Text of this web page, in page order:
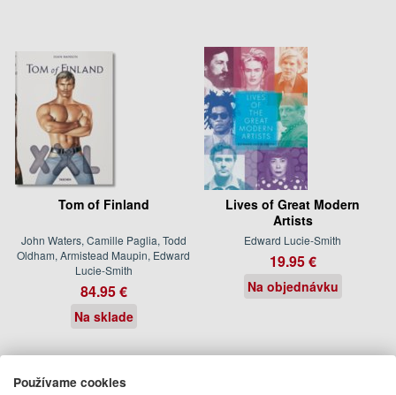
Tom of Finland
John Waters, Camille Paglia, Todd
Oldham, Armistead Maupin, Edward
Lucie-Smith
84.95 €
Na sklade
Lives of Great Modern
Artists
Edward Lucie-Smith
19.95 €
Na objednávku
Používame cookies